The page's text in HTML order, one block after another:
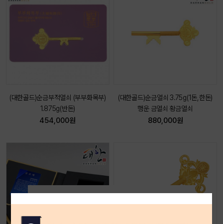
(대한골드)순금부적열쇠 (부부화목부)
1.875g(반돈)
454,000원
(대한골드)순금열쇠 3.75g(1돈,한돈)
행운 금열쇠 황금열쇠
880,000원